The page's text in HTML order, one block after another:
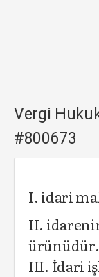
Vergi
#800673
I. idari
II.
ürünüdür.
III. İdari